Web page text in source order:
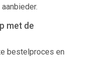
met de
bestelproces en